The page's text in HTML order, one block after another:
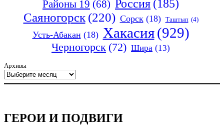
Районы 19 (68) Россия (185)
Саяногорск (220) Сорск (18) Таштып (4)
Усть-Абакан (18) Хакасия (929)
Черногорск (72) Шира (13)
Архивы
ГЕРОИ И ПОДВИГИ